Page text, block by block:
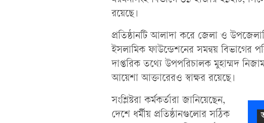
রয়েছে।
প্রতিষ্ঠানটি আলাদা করে জেলা ও
ইসলামিক ফাউন্ডেশনের সমন্বয় বিভাগের
দাপ্তরিক তথ্যে উপপরিচালক মুহাম্মদ
আয়েশা আক্তারেরও স্বাক্ষর রয়েছে।
সংশ্লিষ্টরা কর্মকর্তারা জানিয়েছেন,
দেশে ধর্মীয় প্রতিষ্ঠানগুলোর সঠিক